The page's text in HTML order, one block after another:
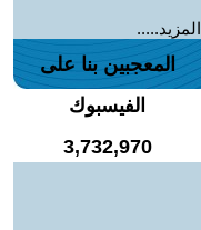
المزيد.....
المعجبين بنا على
الفيسبوك
3,732,970